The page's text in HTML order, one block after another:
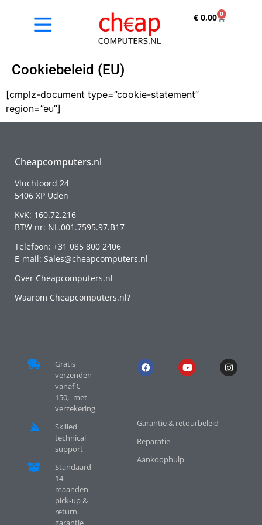
€0,00 0
Cookiebeleid (EU)
[cmplz-document type=”cookie-statement”
region=”eu”]
Cheapcomputers.nl
Vluchtoord 24
5406 XP Uden
KvK: 160.72.216
BTW nr: NL.001.7595.97.B17
Telefoon: +31 085 800 2406
E-mail: Sales@cheapcomputers.nl
Over Cheapcomputers.nl
Waarom Cheapcomputers.nl?
Gratis
verzenden
vanaf €
150,- met
verzekering
Skilled
technical
support
Standaard
14
maanden
pick-up &
return
garantie
Garantie & retourbeleid
Reparatie
Aankoophulp